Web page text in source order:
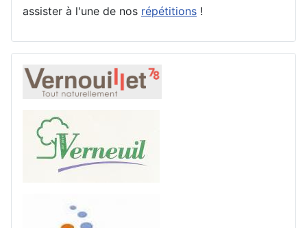
assister à l'une de nos répétitions !